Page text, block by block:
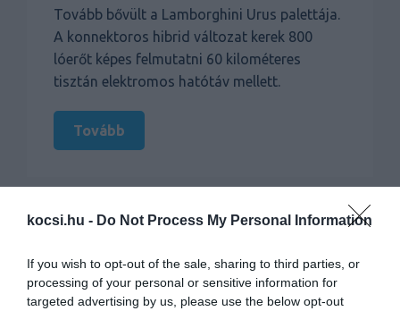
kocsi.hu - Do Not Process My Personal Information
If you wish to opt-out of the sale, sharing to third parties, or
processing of your personal or sensitive information for
targeted advertising by us, please use the below opt-out
Tovább bővült a Lamborghini Urus palettája.
A konnektoros hibrid változat kerek 800
lóerőt képes felmutatni 60 kilométeres
tisztán elektromos hatótáv mellett.
Tovább